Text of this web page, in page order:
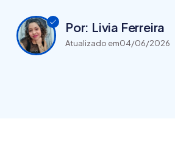
Por: Livia Ferreira
Atualizado em04/06/2026